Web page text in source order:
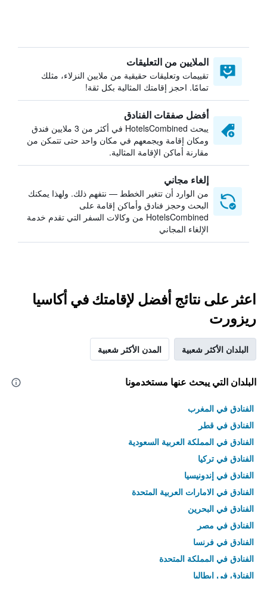
الملايين من التعليقات
تقييمات وتعليقات حقيقية من ملايين النزلاء، مثلك
تمامًا. احجز إقامتك المثالية بكل ثقة!
أفضل صفقات الفنادق
يبحث HotelsCombined في أكثر من 3 ملايين فندق
ومكان إقامة ويجمعهم في مكان واحد حتى تتمكن من
مقارنة أماكن الإقامة المثالية.
إلغاء مجاني
من الوارد أن تتغير الخطط — نتفهم ذلك. ولهذا يمكنك
البحث وحجز فنادق وأماكن إقامة على
HotelsCombined من وكالات السفر التي تقدم خدمة
الإلغاء المجاني
اعثر على نتائج أفضل لإقامتك في أكاسيا
ريزورت
البلدان الأكثر شعبية المدن الأكثر شعبية
البلدان التي يبحث عنها مستخدمونا
الفنادق في المغرب
الفنادق في قطر
الفنادق في المملكة العربية السعودية
الفنادق في تركيا
الفنادق في إندونيسيا
الفنادق في الامارات العربية المتحدة
الفنادق في البحرين
الفنادق في مصر
الفنادق في فرنسا
الفنادق في المملكة المتحدة
الفنادق في إيطاليا